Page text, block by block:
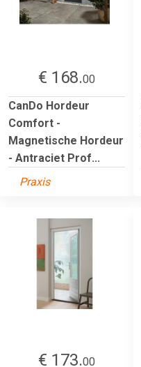
€ 168.00
CanDo Hordeur
Comfort -
Magnetische Hordeur
- Antraciet Prof...
Praxis
€ 173.00